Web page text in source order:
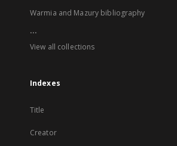
Warmia and Mazury bibliography
...
View all collections
Indexes
Title
Creator